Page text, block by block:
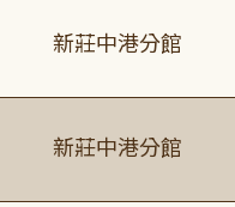
新莊中港分館
新莊中港分館